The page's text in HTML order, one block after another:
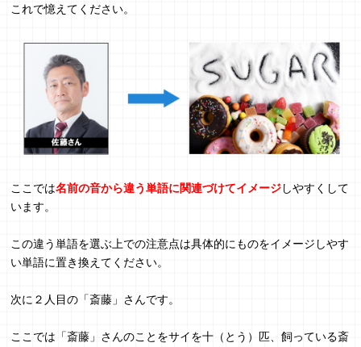
これで憶えてください。
ここでは名前の音から違う単語に関連づけてイメージしやすくして
います。
この違う単語を選ぶ上での注意点は具体的にものをイメージしやす
い単語に置き換えてください。
次に２人目の「斎藤」さんです。
ここでは「斎藤」さんのことをサイを十（とう）匹、飼っている斎